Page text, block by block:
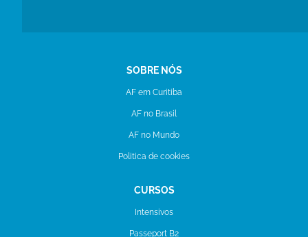
SOBRE NÓS
AF em Curitiba
AF no Brasil
AF no Mundo
Politica de cookies
CURSOS
Intensivos
Passeport B2